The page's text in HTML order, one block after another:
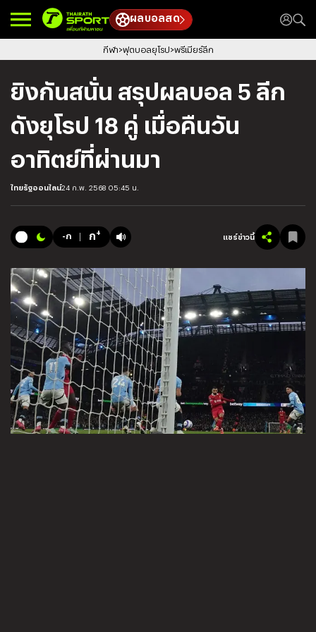
ผลบอลสด
กีฬา ฟุตบอลยุโรป พรีเมียร์ลีก
ยิงกันสนั่น สรุปผลบอล 5 ลีก
ดังยุโรป 18 คู่ เมื่อคืนวัน
อาทิตย์ที่ผ่านมา
ไทยรัฐออนไลน์24 ก.พ. 2568 05:45 น.
-ก ก+ แชร์ข่าวนี้